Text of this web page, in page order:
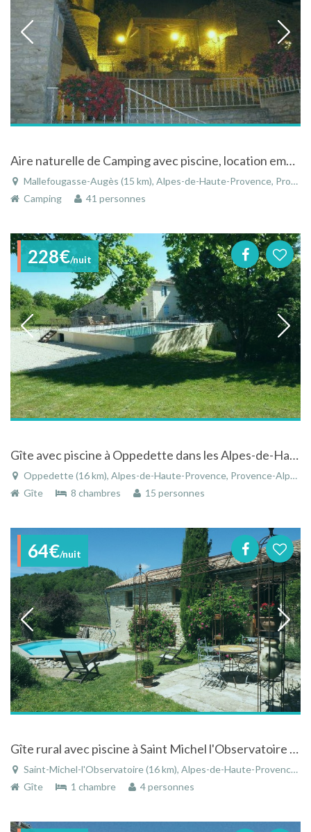
Aire naturelle de Camping avec piscine, location emplacements + caravanes, Alpes de Haute Provence
Mallefougasse-Augès (15 km), Alpes-de-Haute-Provence, Provence-Alpes-Côte d'Azur, France
Camping
41 personnes
228€/nuit
Gîte avec piscine à Oppedette dans les Alpes-de-Haute-Provence dans le Lubéron en Provence
Oppedette (16 km), Alpes-de-Haute-Provence, Provence-Alpes-Côte d'Azur, France
Gîte
8 chambres 15 personnes
64€/nuit
Gîte rural avec piscine à Saint Michel l'Observatoire dans les Alpes de Haute Provence
Saint-Michel-l'Observatoire (16 km), Alpes-de-Haute-Provence, Provence-Alpes-Côte d'Azur, France
Gîte
1 chambre 4 personnes